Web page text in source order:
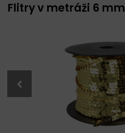
Flitry v metráži 6 mm